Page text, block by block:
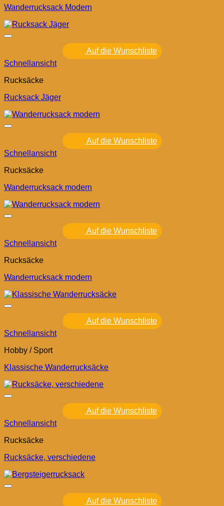
Wanderrucksack Modern
Auf die Wunschliste
Schnellansicht
Rucksäcke
Rucksack Jäger
Auf die Wunschliste
Schnellansicht
Rucksäcke
Wanderrucksack modern
Auf die Wunschliste
Schnellansicht
Rucksäcke
Wanderrucksack modern
Auf die Wunschliste
Schnellansicht
Hobby / Sport
Klassische Wanderrucksäcke
Auf die Wunschliste
Schnellansicht
Rucksäcke
Rucksäcke, verschiedene
Auf die Wunschliste